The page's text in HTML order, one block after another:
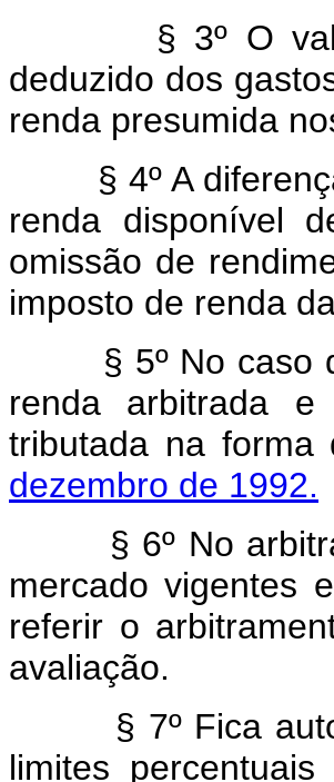
§ 3º O
deduzido dos
renda presumida
§ 4º A
renda disponível
omissão de
imposto de renda
§ 5º No caso
renda arbitrada e
tributada na forma
dezembro de 1992.
§ 6º No
mercado vigentes
referir o
avaliação.
§ 7º Fica
limites